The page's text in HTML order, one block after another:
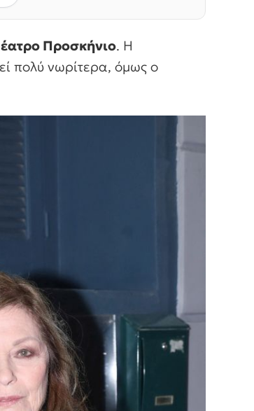
Προσκήνιο. Η
πολύ νωρίτερα, όμως ο